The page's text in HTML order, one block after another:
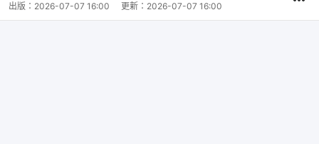
出版： 2026-07-07 16:00 更新： 2026-07-07 16:00